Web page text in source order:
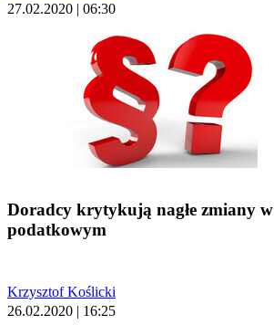
27.02.2020 | 06:30
Doradcy krytykują nagłe zmiany
podatkowym
Krzysztof Koślicki
26.02.2020 | 16:25